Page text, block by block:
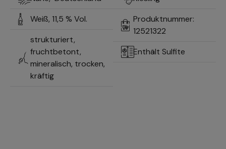
Weiß, 11,5 % Vol.
strukturiert,
fruchtbetont,
mineralisch, trocken,
kräftig
Produktnummer:
12521322
Enthält Sulfite